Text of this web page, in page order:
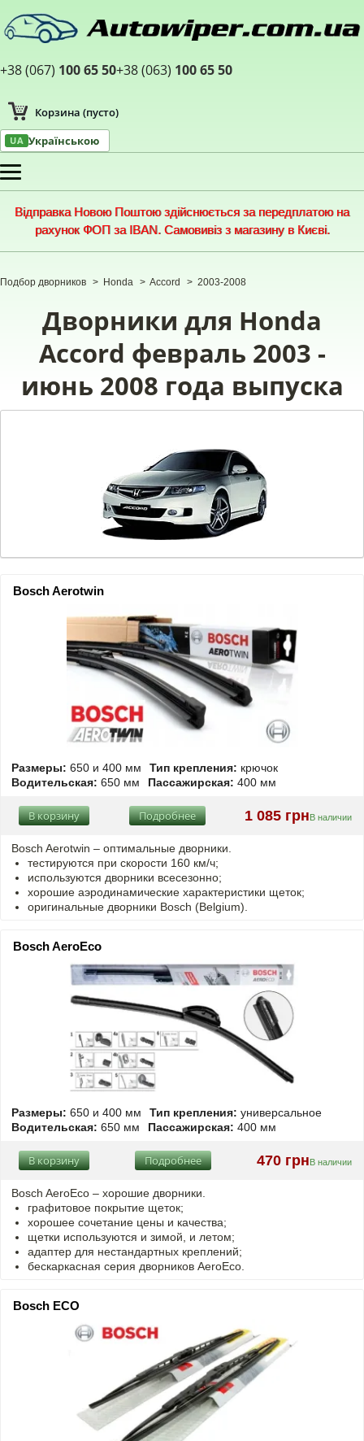
+38 (067) 100 65 50+38 (063) 100 65 50
Корзина (пусто)
UA Українською
Меню
Відправка Новою Поштою здійснюється за передплатою на
рахунок ФОП за IBAN. Самовивіз з магазину в Києві.
Подбор дворников > Honda > Accord > 2003-2008
Дворники для Honda
Accord февраль 2003 -
июнь 2008 года выпуска
Bosch Aerotwin
Размеры: 650 и 400 мм Тип крепления: крючок
Водительская: 650 мм Пассажирская: 400 мм
1 085 грн В наличии
Подробнее
В корзину
Bosch Aerotwin – оптимальные дворники.
тестируются при скорости 160 км/ч;
используются дворники всесезонно;
хорошие аэродинамические характеристики щеток;
оригинальные дворники Bosch (Belgium).
Bosch AeroEco
Размеры: 650 и 400 мм Тип крепления: универсальное
Водительская: 650 мм Пассажирская: 400 мм
470 грнВ наличии
Подробнее
В корзину
Bosch AeroEco – хорошие дворники.
графитовое покрытие щеток;
хорошее сочетание цены и качества;
щетки используются и зимой, и летом;
адаптер для нестандартных креплений;
бескаркасная серия дворников AeroEco.
Bosch ECO